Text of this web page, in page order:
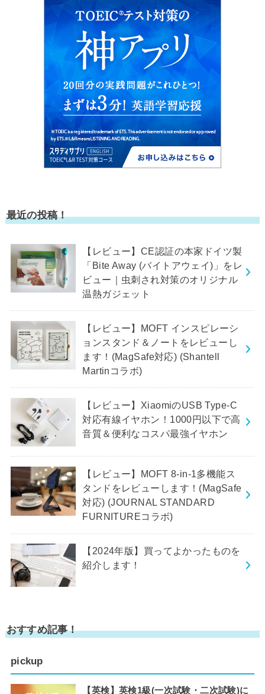
最近の投稿！
【レビュー】CE認証の本家ドイツ製
「Bite Away (バイトアウェイ)」をレ
ビュー｜虫刺され対策のオリジナル
温熱ガジェット
【レビュー】MOFT インスピレーシ
ョンスタンド＆ノートをレビューし
ます！(MagSafe対応) (Shantell
Martinコラボ)
【レビュー】XiaomiのUSB Type-C
対応有線イヤホン！1000円以下で高
音質＆便利なコスパ最強イヤホン
【レビュー】MOFT 8-in-1多機能ス
タンドをレビューします！(MagSafe
対応) (JOURNAL STANDARD
FURNITUREコラボ)
【2024年版】買ってよかったものを
紹介します！
おすすめ記事！
pickup
【英検】英検1級(一次試験・二次試験)に